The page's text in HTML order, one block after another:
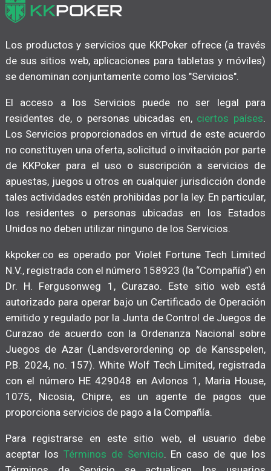
Los productos y servicios que KKPoker ofrece (a través
de sus sitios web, aplicaciones para tabletas y móviles)
se denominan conjuntamente como los "Servicios".
El acceso a los Servicios puede no ser legal para
residentes de, o personas ubicadas en, ciertos países.
Los Servicios proporcionados en virtud de este acuerdo
no constituyen una oferta, solicitud o invitación por parte
de KKPoker para el uso o suscripción a servicios de
apuestas, juegos u otros en cualquier jurisdicción donde
tales actividades estén prohibidas por la ley. En particular,
los residentes o personas ubicadas en los Estados
Unidos no deben utilizar ninguno de los Servicios.
kkpoker.co es operado por Violet Fortune Tech Limited
N.V., registrada con el número 158923 (la “Compañía”) en
Dr. H. Fergusonweg 1, Curazao. Este sitio web está
autorizado para operar bajo un Certificado de Operación
emitido y regulado por la Junta de Control de Juegos de
Curazao de acuerdo con la Ordenanza Nacional sobre
Juegos de Azar (Landsverordening op de Kansspelen,
P.B. 2024, no. 157). White Wolf Tech Limited, registrada
con el número HE 429048 en Avlonos 1, Maria House,
1075, Nicosia, Chipre, es un agente de pagos que
proporciona servicios de pago a la Compañía.
Para registrarse en este sitio web, el usuario debe
aceptar los Términos de Servicio. En caso de que los